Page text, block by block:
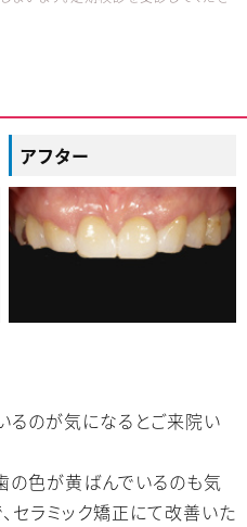
アフター
るのが気になるとご来院い
の色が黄ばんでいるのも気
セラミック矯正にて改善いた